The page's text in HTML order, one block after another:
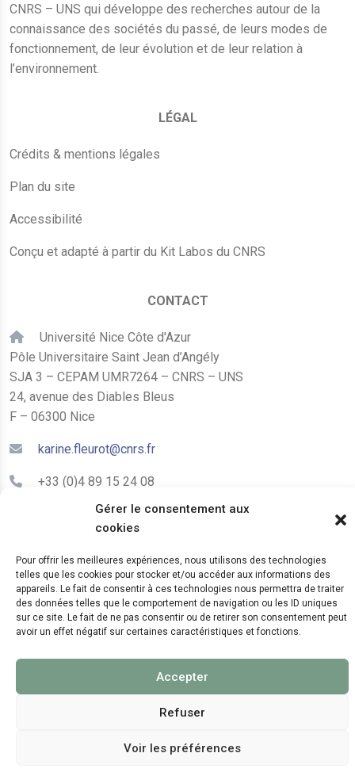
Gérer le consentement aux
cookies
Pour offrir les meilleures expériences, nous utilisons des technologies
telles que les cookies pour stocker et/ou accéder aux informations des
appareils. Le fait de consentir à ces technologies nous permettra de traiter
des données telles que le comportement de navigation ou les ID uniques
sur ce site. Le fait de ne pas consentir ou de retirer son consentement peut
avoir un effet négatif sur certaines caractéristiques et fonctions.
Accepter
Refuser
Voir les préférences
CNRS – UNS qui développe des recherches autour de la
connaissance des sociétés du passé, de leurs modes de
fonctionnement, de leur évolution et de leur relation à
l’environnement.
LÉGAL
Crédits & mentions légales
Plan du site
Accessibilité
Conçu et adapté à partir du Kit Labos du CNRS
CONTACT
Université Nice Côte d'Azur
Pôle Universitaire Saint Jean d’Angély
SJA 3 – CEPAM UMR7264 – CNRS – UNS
24, avenue des Diables Bleus
F – 06300 Nice
karine.fleurot@cnrs.fr
+33 (0)4 89 15 24 08
LE CEPAM EST HÉBERGÉ PAR
WebKit